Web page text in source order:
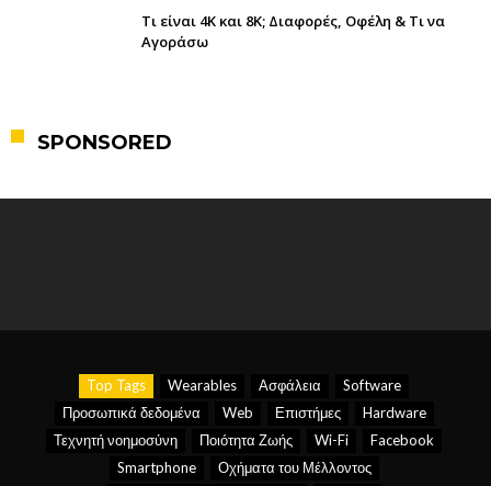
Τι είναι 4K και 8K; Διαφορές, Οφέλη & Τι να
Αγοράσω
SPONSORED
Top Tags Wearables Ασφάλεια
Software
Προσωπικά δεδομένα
Web Επιστήμες
Hardware
Τεχνητή νοημοσύνη
Ποιότητα Ζωής Wi-Fi
Facebook
Smartphone
Οχήματα του Μέλλοντος